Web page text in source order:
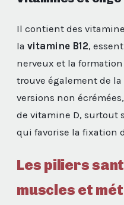
Il contient des
la vitamine B12,
nerveux et la
trouve également de
versions non
de vitamine D, surtout
qui favorise la fixation
Les piliers
muscles et